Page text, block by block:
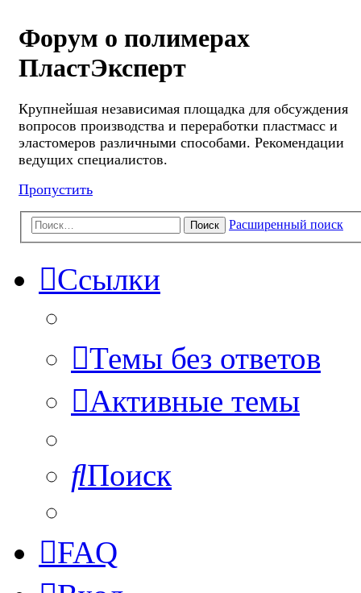
Форум о полимерах
ПластЭксперт
Крупнейшая независимая площадка для обсуждения
вопросов производства и переработки пластмасс и
эластомеров различными способами. Рекомендации
ведущих специалистов.
Пропустить
Поиск Расширенный поиск
Ссылки
Темы без ответов
Активные темы
Поиск
FAQ